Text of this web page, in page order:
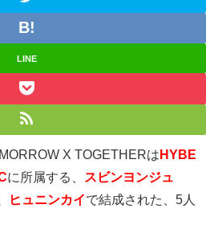
LINE
X TOGETHERは HYBE
に所属する、
スビンヨンジュ
ヒュニンカイで結成された、 5 人